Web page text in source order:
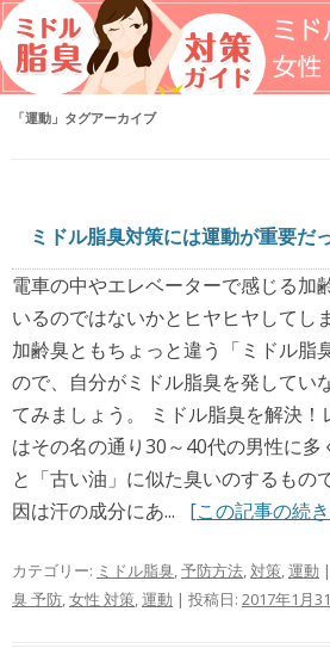
「運動 」タグアーカイブ
ミドル脂臭対策には運動が重要だ
電車の中やエレベーターで感じる加
いるのではないかとヒヤヒヤしてし
加齢臭ともちょっと違う「ミドル脂
ので、自分がミドル脂臭を発してい
てみましょう。 ミドル脂臭を解決
はその名の通り30～40代の男性に多
と「古い油」に似た臭いのするもの
因は汗の成分にあ... [この記事の続
カテゴリー: ミドル脂臭,予防方法,対策,運動
臭 予防,女性 対策,運動 | 投稿日: 2017年1月